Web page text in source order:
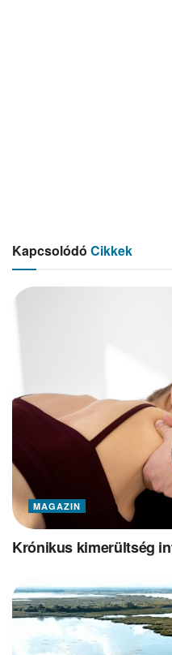
Kapcsolódó Cikkek
MAGAZIN
Krónikus kimerültség